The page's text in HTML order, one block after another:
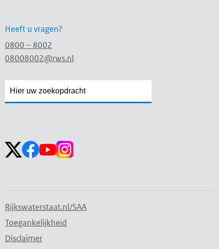
Heeft u vragen?
0800 – 8002
08008002@rws.nl
Rijkswaterstaat.nl/SAA
Toegankelijkheid
Disclaimer